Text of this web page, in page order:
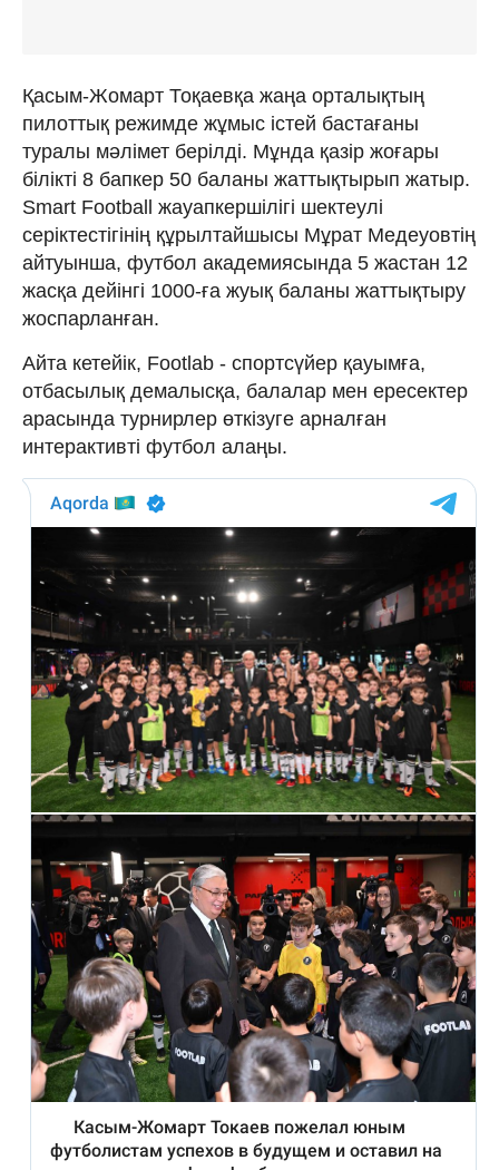
Қасым-Жомарт Тоқаевқа жаңа орталықтың
пилоттық режимде жұмыс істей бастағаны
туралы мәлімет берілді. Мұнда қазір жоғары
білікті 8 бапкер 50 баланы жаттықтырып жатыр.
Smart Football жауапкершілігі шектеулі
серіктестігінің құрылтайшысы Мұрат Медеуовтің
айтуынша, футбол академиясында 5 жастан 12
жасқа дейінгі 1000-ға жуық баланы жаттықтыру
жоспарланған.
Айта кетейік, Footlab - спортсүйер қауымға,
отбасылық демалысқа, балалар мен ересектер
арасында турнирлер өткізуге арналған
интерактивті футбол алаңы.